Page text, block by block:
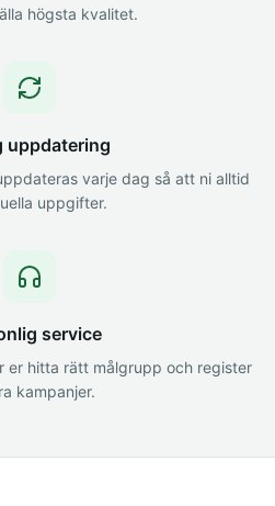
högsta kvalitet.
uppdatering
varje dag så att ni alltid
uppgifter.
service
er hitta rätt målgrupp och register
kampanjer.